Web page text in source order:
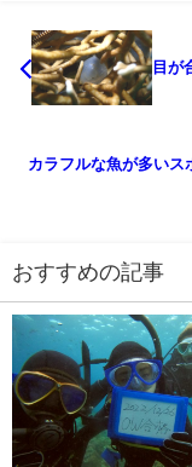
目が
カラフルな魚が多いス
おすすめの記事